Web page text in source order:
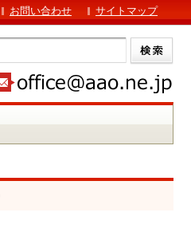
お問い合わせ サイトマップ